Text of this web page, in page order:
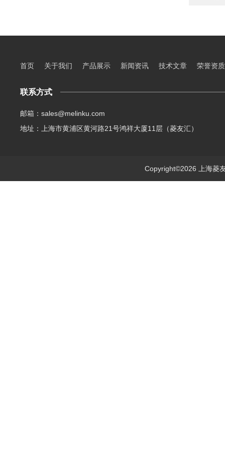
首页 关于我们 产品展示 新闻资讯 技术文章 荣誉资质
联系方式
邮箱：sales@melinku.com
地址：上海市黄浦区黄河路21号鸿祥大厦11层（菱友汇）
Copyright©2026 上海菱